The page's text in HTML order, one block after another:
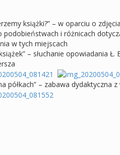
książki?” – w oparciu o
podobieństwach i różnicach
w tych miejscach
– słuchanie opowiadania
półkach” – zabawa dydaktyczna